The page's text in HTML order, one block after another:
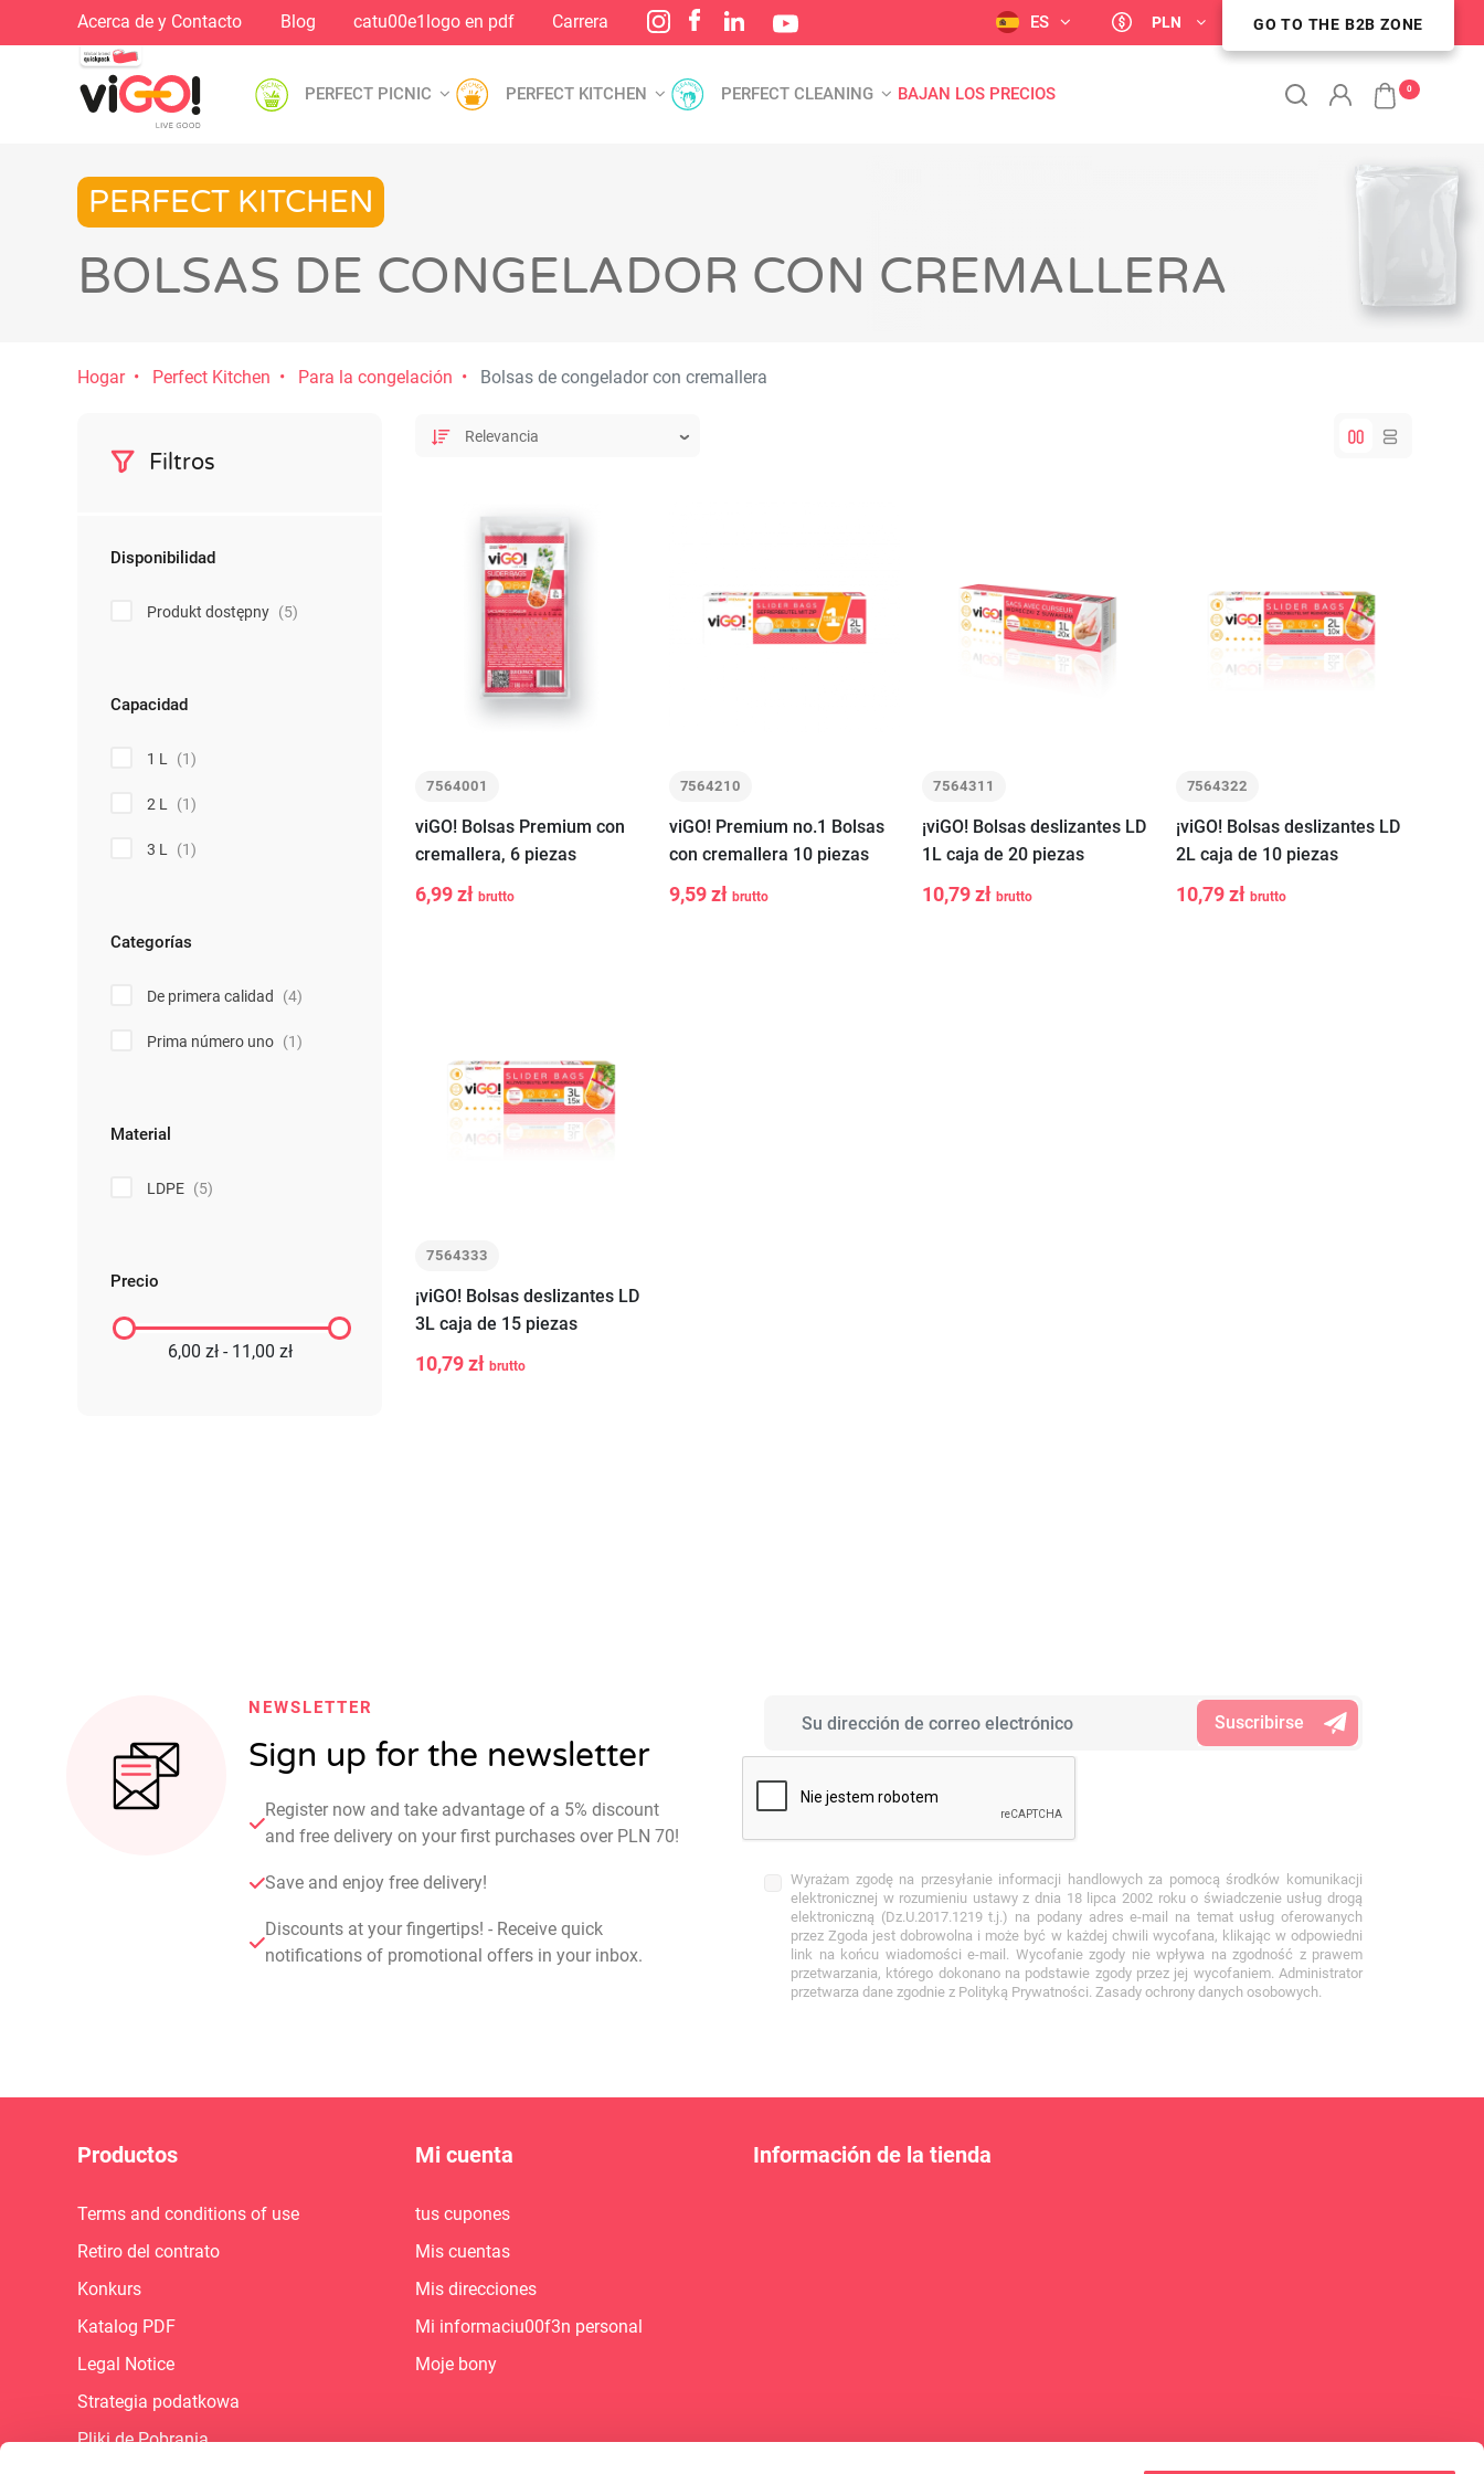
Acerca de y Contacto Blog catu00e1logo en pdf Carrera ES PLN ZONA DE CLIENTES B2B
GO TO THE B2B ZONE
PERFECT PICNIC PERFECT KITCHEN PERFECT CLEANING BAJAN LOS PRECIOS 0
PERFECT KITCHEN
BOLSAS DE CONGELADOR CON CREMALLERA
Hogar Perfect Kitchen Para la congelación Bolsas de congelador con cremallera
Filtros
Disponibilidad
Produkt dostępny (5)
Capacidad
1 L (1)
2 L (1)
3 L (1)
Categorías
De primera calidad (4)
Prima número uno (1)
Material
LDPE (5)
Precio
6,00 zł - 11,00 zł
7564001
viGO! Bolsas Premium con
cremallera, 6 piezas
6,99 zł brutto
-
7564210
viGO! Premium no.1 Bolsas
con cremallera 10 piezas
9,59 zł brutto
-
7564311
¡viGO! Bolsas deslizantes LD
1L caja de 20 piezas
10,79 zł brutto
7564322
¡viGO! Bolsas deslizantes LD
2L caja de 10 piezas
10,79 zł brutto
7564333
¡viGO! Bolsas deslizantes LD
3L caja de 15 piezas
10,79 zł brutto
NEWSLETTER
Sign up for the newsletter
Register now and take advantage of a 5% discount
and free delivery on your first purchases over PLN 70!
Save and enjoy free delivery!
Discounts at your fingertips! - Receive quick
notifications of promotional offers in your inbox.
Wyrażam zgodę na przesyłanie informacji handlowych za pomocą środków komunikacji
elektronicznej w rozumieniu ustawy z dnia 18 lipca 2002 roku o świadczenie usług drogą
elektroniczną (Dz.U.2017.1219 t.j.) na podany adres e-mail na temat usług oferowanych
przez Zgoda jest dobrowolna i może być w każdej chwili wycofana, klikając w odpowiedni
link na końcu wiadomości e-mail. Wycofanie zgody nie wpływa na zgodność z prawem
przetwarzania, którego dokonano na podstawie zgody przez jej wycofaniem. Administrator
przetwarza dane zgodnie z Polityką Prywatności. Zasady ochrony danych osobowych.
Productos
Terms and conditions of use
Retiro del contrato
Konkurs
Katalog PDF
Legal Notice
Strategia podatkowa
Pliki de Pobrania
Mi cuenta
tus cupones
Mis cuentas
Mis direcciones
Mi informaciu00f3n personal
Moje bony
Información de la tienda